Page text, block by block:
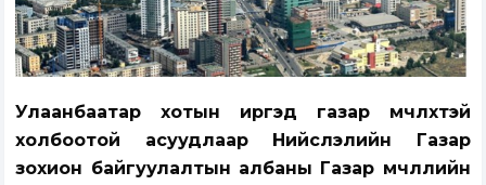
Улаанбаатар хотын иргэд газар өмчлөхтэй
холбоотой асуудлаар Нийслэлийн Газар
зохион байгуулалтын албаны Газар өмчлөлийн